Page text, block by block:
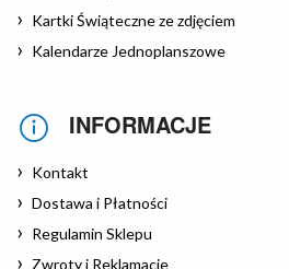
Kartki Świąteczne ze zdjęciem
Kalendarze Jednoplanszowe
INFORMACJE
Kontakt
Dostawa i Płatności
Regulamin Sklepu
Zwroty i Reklamacje